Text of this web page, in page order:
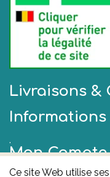
Livraisons &
Ce site Web utilise
Informations
.
Mon Compte